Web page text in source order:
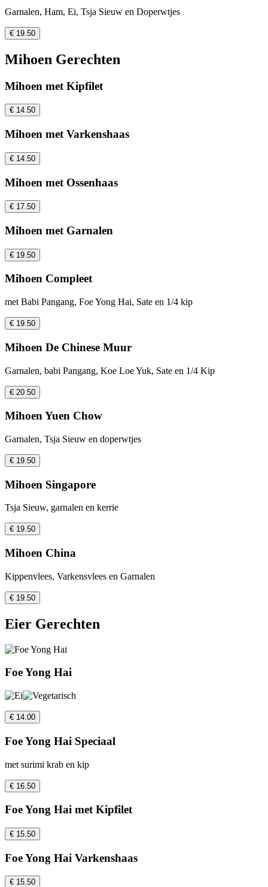
Garnalen, Ham, Ei, Tsja Sieuw en Doperwtjes
€ 19.50
Mihoen Gerechten
Mihoen met Kipfilet
€ 14.50
Mihoen met Varkenshaas
€ 14.50
Mihoen met Ossenhaas
€ 17.50
Mihoen met Garnalen
€ 19.50
Mihoen Compleet
met Babi Pangang, Foe Yong Hai, Sate en 1/4 kip
€ 19.50
Mihoen De Chinese Muur
Garnalen, babi Pangang, Koe Loe Yuk, Sate en 1/4 Kip
€ 20.50
Mihoen Yuen Chow
Garnalen, Tsja Sieuw en doperwtjes
€ 19.50
Mihoen Singapore
Tsja Sieuw, garnalen en kerrie
€ 19.50
Mihoen China
Kippenvlees, Varkensvlees en Garnalen
€ 19.50
Eier Gerechten
Foe Yong Hai
€ 14.00
Foe Yong Hai Speciaal
met surimi krab en kip
€ 16.50
Foe Yong Hai met Kipfilet
€ 15.50
Foe Yong Hai Varkenshaas
€ 15.50